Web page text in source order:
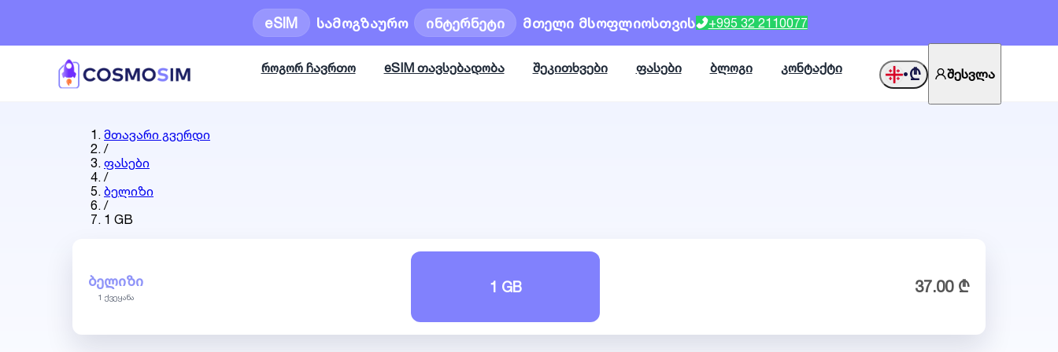
eSIM სამოგზაურო ინტერნეტი მთელი მსოფლიოსთვის +995 32 2110077
როგორ ჩავრთო eSIM თავსებადობა შეკითხვები ფასები ბლოგი კონტაქტი •₾ შესვლა
მთავარი გვერდი
/
ფასები
/
ბელიზი
/
1 GB
ᲑᲔᲚᲘᲖᲘ
1 ქვეყანა
1 GB 37.00 ₾